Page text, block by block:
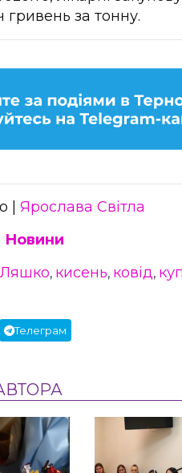
гривень за тонну.
| Ярослава Світла
Новини
Ляшко, кисень, ковід,
Телеграм